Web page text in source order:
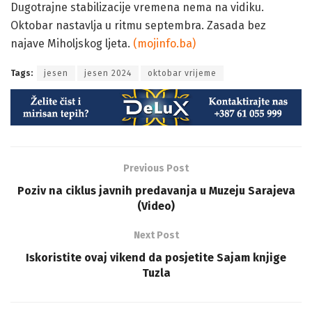
Dugotrajne stabilizacije vremena nema na vidiku.
Oktobar nastavlja u ritmu septembra. Zasada bez
najave Miholjskog ljeta. (mojinfo.ba)
Tags: jesen jesen 2024 oktobar vrijeme
Previous Post
Poziv na ciklus javnih predavanja u Muzeju Sarajeva
(Video)
Next Post
Iskoristite ovaj vikend da posjetite Sajam knjige
Tuzla